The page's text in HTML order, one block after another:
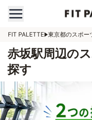
FIT PALETTE 東京都のスポー
赤坂駅周辺の
探す